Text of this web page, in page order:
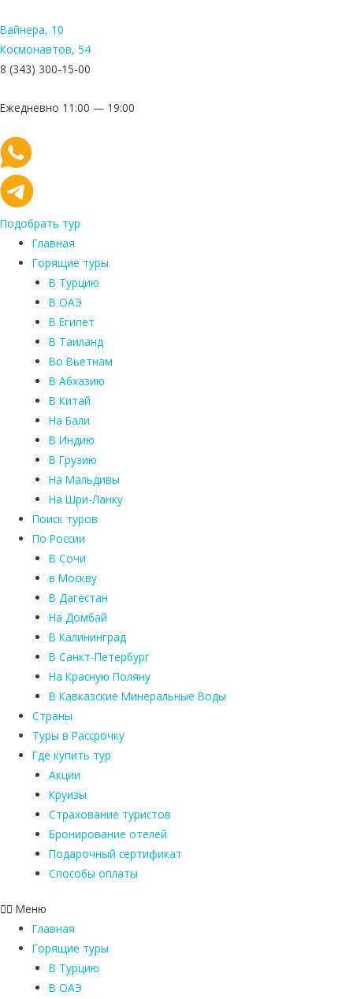
Вайнера, 10
Космонавтов, 54
8 (343) 300-15-00
Ежедневно 11:00 — 19:00
Подобрать тур
Главная
Горящие туры
В Турцию
В ОАЭ
В Египет
В Таиланд
Во Вьетнам
В Абхазию
В Китай
На Бали
В Индию
В Грузию
На Мальдивы
На Шри-Ланку
Поиск туров
По России
В Сочи
в Москву
В Дагестан
На Домбай
В Калининград
В Санкт-Петербург
На Красную Поляну
В Кавказские Минеральные Воды
Страны
Туры в Рассрочку
Где купить тур
Акции
Круизы
Страхование туристов
Бронирование отелей
Подарочный сертификат
Способы оплаты
Меню
Главная
Горящие туры
В Турцию
В ОАЭ